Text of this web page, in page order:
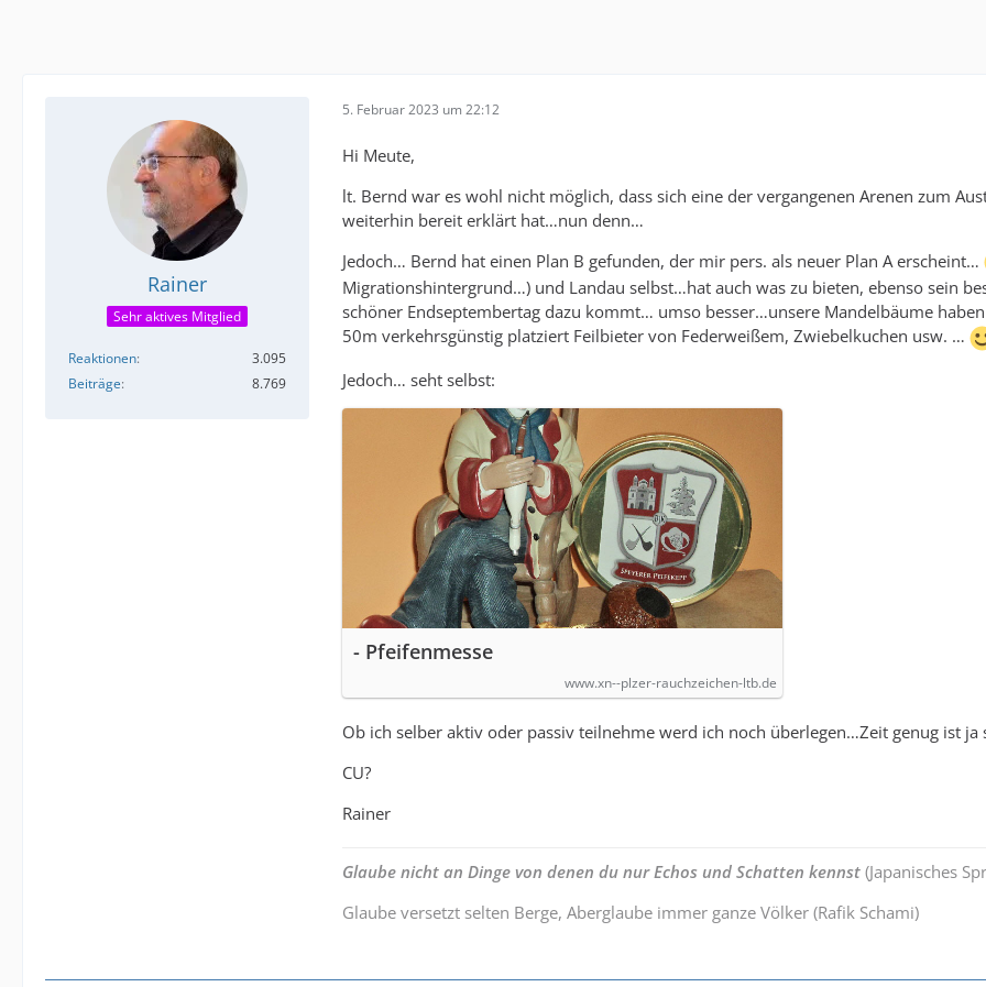
Rainer
Sehr aktives Mitglied
Reaktionen
3.095
Beiträge
8.769
5. Februar 2023 um 22:12
Hi Meute,
lt. Bernd war es wohl nicht möglich, dass sich eine der vergangenen Arenen zum
weiterhin bereit erklärt hat…nun denn…
Jedoch… Bernd hat einen Plan B gefunden, der mir pers. als neuer Plan A erscheint…
Migrationshintergrund…) und Landau selbst…hat auch was zu bieten, ebenso sein
schöner Endseptembertag dazu kommt… umso besser…unsere Mandelbäume
50m verkehrsgünstig platziert Feilbieter von Federweißem, Zwiebelkuchen usw. …
Jedoch… seht selbst:
- Pfeifenmesse
www.xn--plzer-rauchzeichen-ltb.de
Ob ich selber aktiv oder passiv teilnehme werd ich noch überlegen…Zeit genug ist
CU?
Rainer
Glaube nicht an Dinge von denen du nur Echos und Schatten kennst (Japanisches
Glaube versetzt selten Berge, Aberglaube immer ganze Völker (Rafik Schami)